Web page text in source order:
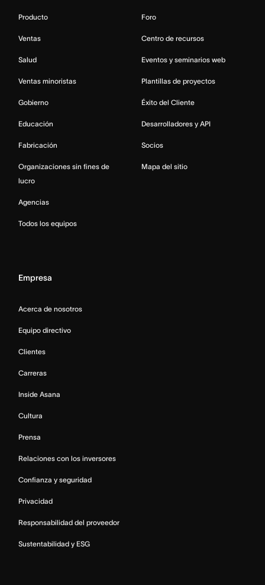
Producto
Ventas
Salud
Ventas minoristas
Gobierno
Educación
Fabricación
Organizaciones sin fines de
lucro
Agencias
Todos los equipos
Foro
Centro de recursos
Eventos y seminarios web
Plantillas de proyectos
Éxito del Cliente
Desarrolladores y API
Socios
Mapa del sitio
Empresa
Acerca de nosotros
Equipo directivo
Clientes
Carreras
Inside Asana
Cultura
Prensa
Relaciones con los inversores
Confianza y seguridad
Privacidad
Responsabilidad del proveedor
Sustentabilidad y ESG